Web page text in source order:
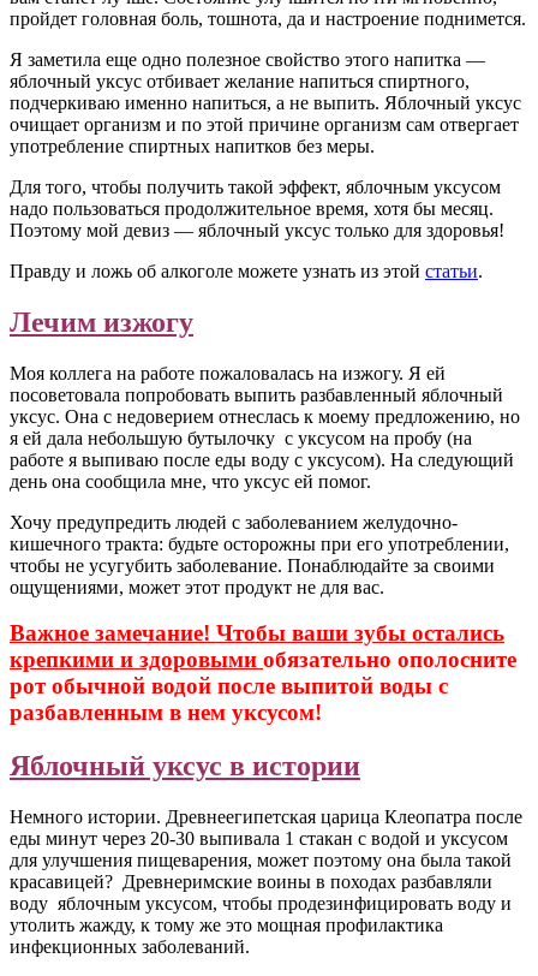
пройдет головная боль, тошнота, да и настроение поднимется.
Я заметила еще одно полезное свойство этого напитка —
яблочный уксус отбивает желание напиться спиртного,
подчеркиваю именно напиться, а не выпить. Яблочный уксус
очищает организм и по этой причине организм сам отвергает
употребление спиртных напитков без меры.
Для того, чтобы получить такой эффект, яблочным уксусом
надо пользоваться продолжительное время, хотя бы месяц.
Поэтому мой девиз — яблочный уксус только для здоровья!
Правду и ложь об алкоголе можете узнать из этой статьи.
Лечим изжогу
Моя коллега на работе пожаловалась на изжогу. Я ей
посоветовала попробовать выпить разбавленный яблочный
уксус. Она с недоверием отнеслась к моему предложению, но
я ей дала небольшую бутылочку с уксусом на пробу (на
работе я выпиваю после еды воду с уксусом). На следующий
день она сообщила мне, что уксус ей помог.
Хочу предупредить людей с заболеванием желудочно-
кишечного тракта: будьте осторожны при его употреблении,
чтобы не усугубить заболевание. Понаблюдайте за своими
ощущениями, может этот продукт не для вас.
Важное замечание! Чтобы ваши зубы остались
крепкими и здоровыми обязательно ополосните
рот обычной водой после выпитой воды с
разбавленным в нем уксусом!
Яблочный уксус в истории
Немного истории. Древнеегипетская царица Клеопатра после
еды минут через 20-30 выпивала 1 стакан с водой и уксусом
для улучшения пищеварения, может поэтому она была такой
красавицей? Древнеримские воины в походах разбавляли
воду яблочным уксусом, чтобы продезинфицировать воду и
утолить жажду, к тому же это мощная профилактика
инфекционных заболеваний.